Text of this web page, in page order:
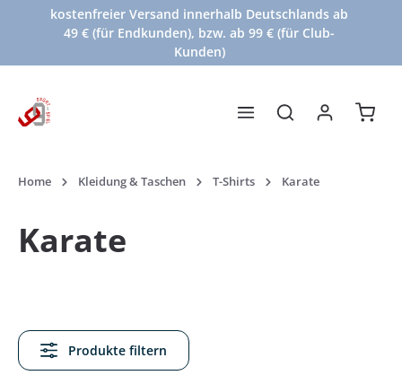
Zum Hauptinhalt springen
kostenfreier Versand innerhalb Deutschlands ab
49 € (für Endkunden), bzw. ab 99 € (für Club-
Kunden)
Home Kleidung & Taschen T-Shirts Karate
Karate
Produkte filtern